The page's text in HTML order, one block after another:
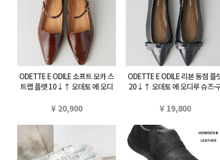
ODETTE E ODILE 소프트 모카 스
트랩 플랫 10↓↑ 오데토 에 오디
¥ 20,900
ODETTE E ODILE 리본 동점 플
20↓↑ 오데토 에 오디루 슈즈·
¥ 19,800